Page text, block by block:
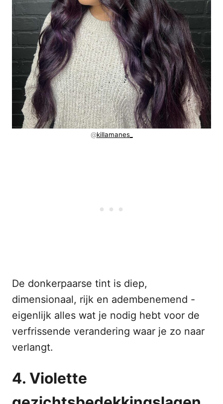
@killamanes_
De donkerpaarse tint is diep,
dimensionaal, rijk en adembenemend -
eigenlijk alles wat je nodig hebt voor de
verfrissende verandering waar je zo naar
verlangt.
4. Violette